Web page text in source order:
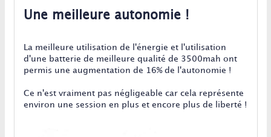
Une meilleure autonomie !
La meilleure utilisation de l'énergie et l'utilisation
d'une batterie de meilleure qualité de 3500mah ont
permis une augmentation de 16% de l'autonomie !
Ce n'est vraiment pas négligeable car cela représente
environ une session en plus et encore plus de liberté !